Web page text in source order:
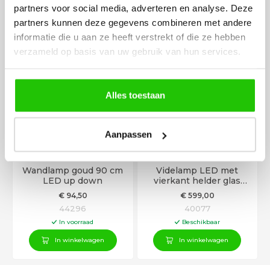
partners voor social media, adverteren en analyse. Deze
partners kunnen deze gegevens combineren met andere
informatie die u aan ze heeft verstrekt of die ze hebben
verzameld op basis van uw gebruik van hun services.
Alles toestaan
Aanpassen
40262
Beschikbaar
In winkelwagen
42859
In voorraad
In winkelwagen
Wandlamp goud 90 cm
LED up down
€94,50
44296
In voorraad
In winkelwagen
Videlamp LED met
vierkant helder glas
180cm
€599,00
40077
Beschikbaar
In winkelwagen